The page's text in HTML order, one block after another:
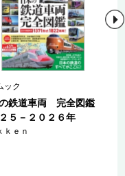
ック
の鉄道車両 完全図鑑
５－２０２６年
ｋｅｎ